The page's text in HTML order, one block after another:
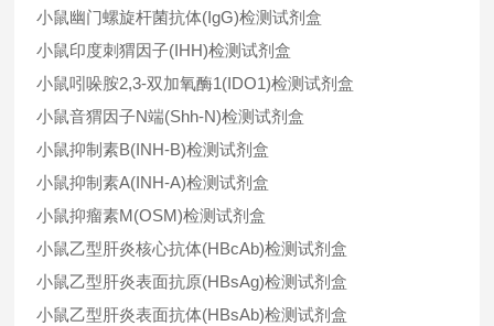
小鼠幽门螺旋杆菌抗体(IgG)检测试剂盒
小鼠印度刺猬因子(IHH)检测试剂盒
小鼠吲哚胺2,3-双加氧酶1(IDO1)检测试剂盒
小鼠音猬因子N端(Shh-N)检测试剂盒
小鼠抑制素B(INH-B)检测试剂盒
小鼠抑制素A(INH-A)检测试剂盒
小鼠抑瘤素M(OSM)检测试剂盒
小鼠乙型肝炎核心抗体(HBcAb)检测试剂盒
小鼠乙型肝炎表面抗原(HBsAg)检测试剂盒
小鼠乙型肝炎表面抗体(HBsAb)检测试剂盒